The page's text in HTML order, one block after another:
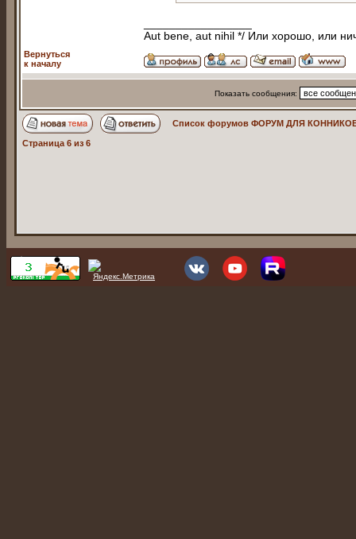
Aut bene, aut nihil */ Или хорошо, или
Вернуться
к началу
Показать сообщения:
Список форумов ФОРУМ ДЛЯ КОННИКОВ
Страница 6 из 6